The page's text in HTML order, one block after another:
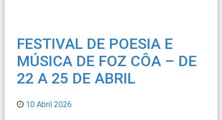
FESTIVAL DE POESIA E
MÚSICA DE FOZ CÔA – DE
22 A 25 DE ABRIL
10 Abril 2026